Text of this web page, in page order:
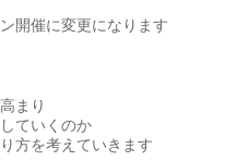
開催に変更になります
まり
ていくのか
方を考えていきます